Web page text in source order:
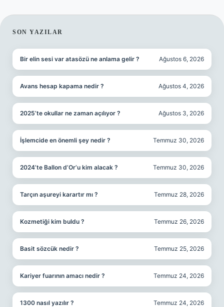
SIDEBAR
SON YAZILAR
Bir elin sesi var atasözü ne anlama gelir ? Ağustos 6, 2026
Avans hesap kapama nedir ? Ağustos 4, 2026
2025’te okullar ne zaman açılıyor ? Ağustos 3, 2026
İşlemcide en önemli şey nedir ? Temmuz 30, 2026
2024’te Ballon d’Or’u kim alacak ? Temmuz 30, 2026
Tarçın aşureyi karartır mı ? Temmuz 28, 2026
Kozmetiği kim buldu ? Temmuz 26, 2026
Basit sözcük nedir ? Temmuz 25, 2026
Kariyer fuarının amacı nedir ? Temmuz 24, 2026
1300 nasıl yazılır ? Temmuz 24, 2026